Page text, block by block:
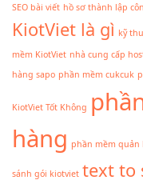
SEO bài viết hồ sơ thành lập
KiotViet là gì kỹ
mềm KiotViet nhà cung cấp
hàng sapo phần mềm cukcuk
KiotViet Tốt Không
hàng phần mềm quản
sánh gói kiotviet text to